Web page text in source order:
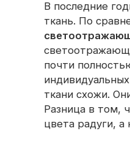
В последние
ткань. По
почти
ткани схожи.
Разница в том,
цвета радуги, а